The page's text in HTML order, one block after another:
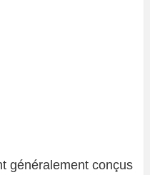
généralement conçus